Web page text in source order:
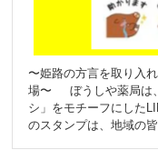
〜姫路の方言を取り入
場〜 ぼうしや薬局は、当薬局のイメージキャラクター「イノシ
シ」をモチーフにした
のスタンプは、地域の